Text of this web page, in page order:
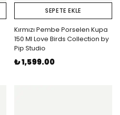
SEPETE EKLE
Kırmızı Pembe Porselen Kupa
150 Ml Love Birds Collection by
Pip Studio
₺ 1,599.00